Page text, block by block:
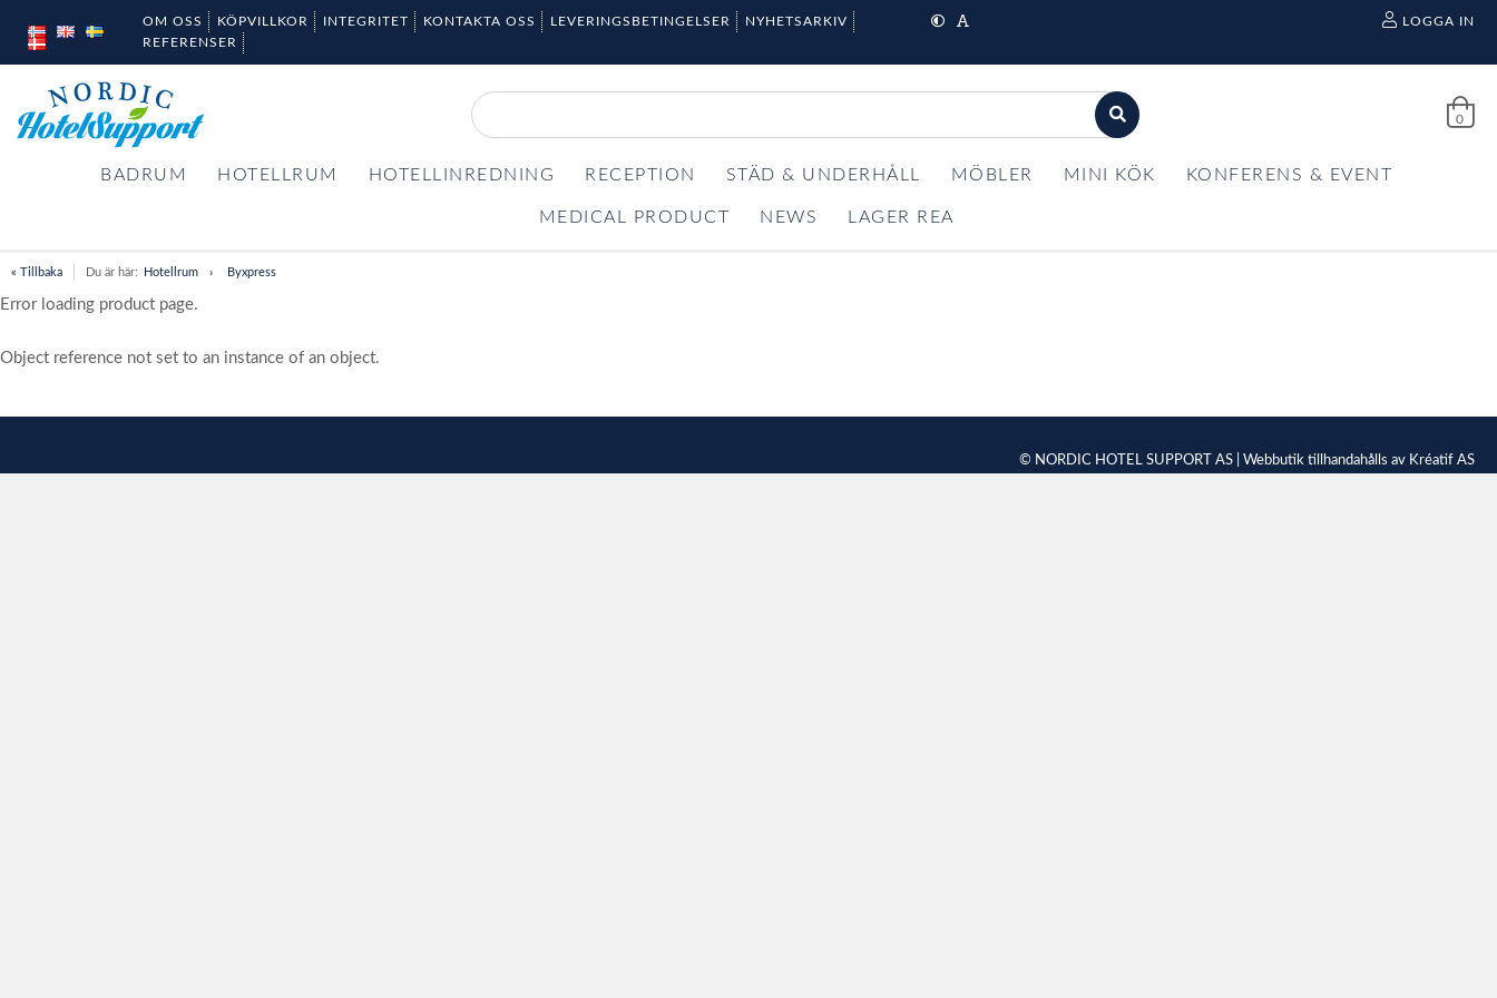
OM OSS KÖPVILLKOR INTEGRITET KONTAKTA OSS LEVERINGSBETINGELSER
NYHETSARKIV
REFERENSER
LOGGA IN
0
BADRUM HOTELLRUM HOTELLINREDNING RECEPTION STÄD & UNDERHÅLL MÖBLER MINI KÖK KONFERENS & EVENT
MEDICAL PRODUCT NEWS LAGER REA
« Tillbaka Du är här: Hotellrum Byxpress
Error loading product page.
Object reference not set to an instance of an object.
© NORDIC HOTEL SUPPORT AS | Webbutik tillhandahålls av Kréatif AS